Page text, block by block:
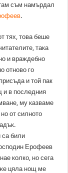
съм намърдал
.
тях, това беше
така
и враждебно
отново го
и той пак
и в последния
му казваме
от силното
са били
Ерофеев
колко, но сега
цяла нощ ме